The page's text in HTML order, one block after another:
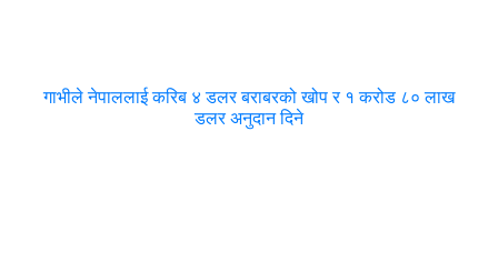
गाभीले नेपाललाई करिब ४ डलर बराबरको खोप र १ करोड ८० लाख
डलर अनुदान दिने